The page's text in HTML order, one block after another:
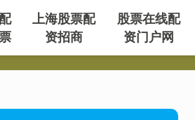
上海股票配
资招商
股票在线配
资门户网